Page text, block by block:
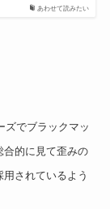
あわせて読みたい
ズでブラックマッ
合的に見て歪みの
されているよう